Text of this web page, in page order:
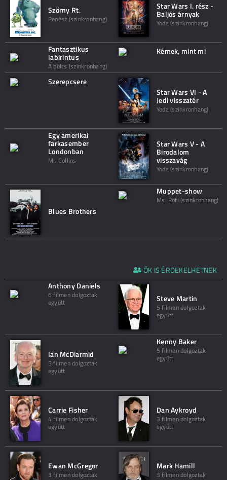
Szörny Rt.
Penész (szinkronhang)
Star Wars I. rész -
Baljós árnyak
Yoda (szinkronhang)
Fantasztikus
labirintus
A bölcs (szinkronhang)
Kémek, mint mi
Szerepcsere
Star Wars VI - A
Jedi visszatér
Yoda (szinkronhang)
Egy amerikai
farkasember
Londonban
Mr. Collins
Star Wars V - A
Birodalom
visszavág
Yoda (szinkronhang)
Blues Brothers
Muppet-show
Ms. Röfi (szinkronhang)
ŐK IS ÉRDEKELHETNEK
Anthony Daniels
6 filmen dolgoztak
együtt Steve Martin
5 filmen dolgoztak
együtt
Ian McDiarmid
5 filmen dolgoztak
együtt
Kenny Baker
5 filmen dolgoztak
együtt
Carrie Fisher
4 filmen dolgoztak
együtt
Dan Aykroyd
3 filmen dolgoztak
együtt
Ewan McGregor
3 filmen dolgoztak
Mark Hamill
3 filmen dolgoztak